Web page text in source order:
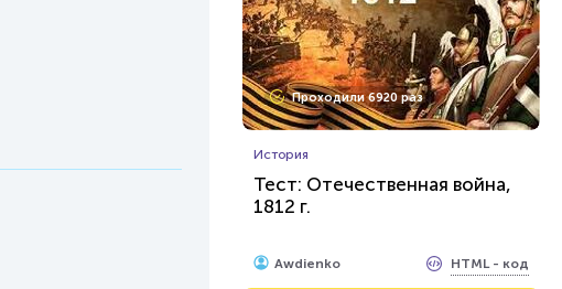
Проходили 6920 раз
История
Тест: Отечественная война,
1812 г.
Awdienko HTML - код